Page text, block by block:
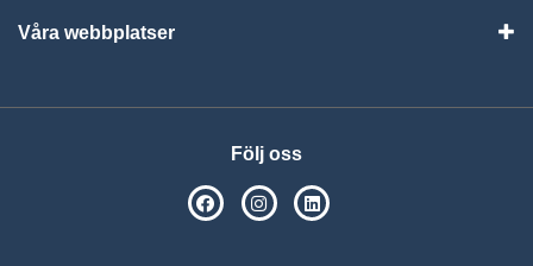
Våra webbplatser
Följ oss
SPSM på Facebook
SPSM på Instagram